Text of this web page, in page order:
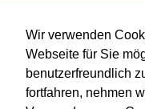
Wir verwenden
Webseite für Sie
benutzerfreundlich
fortfahren, nehmen
Sie befinden sich
im Pfad:
Erstellt: 2026-08-09